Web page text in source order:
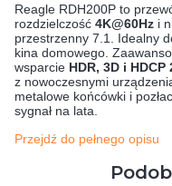
Reagle RDH200P to
rozdzielczość 4K@60Hz i
przestrzenny 7.1. Idealny
kina domowego.
wsparcie HDR, 3D i HDCP
z nowoczesnymi
metalowe końcówki i
sygnał na lata.
Przejdź do pełnego opisu